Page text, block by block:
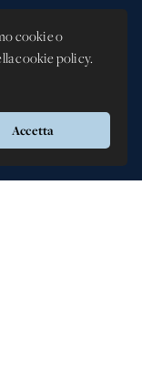
cookie o
cookie policy.
Accetta